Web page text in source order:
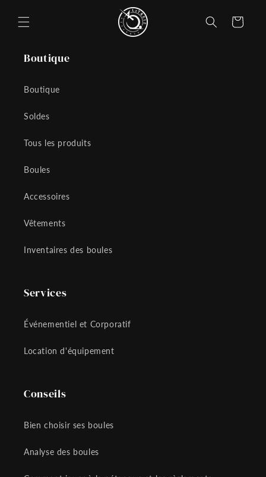
passer
au
Panier
Boutique
Boutique
Soldes
Tous les produits
Boules
Accessoires
Vêtements
Inventaires des boules
Services
Événementiel et Corporatif
Location d'équipement
Conseils
Bien choisir ses boules
Analyse des boules